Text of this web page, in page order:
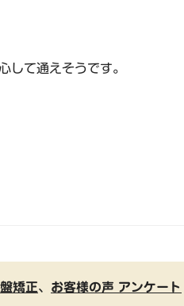
して通えそうです。
矯正、 お客様の声 アンケート